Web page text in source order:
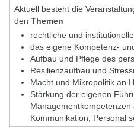
Aktuell besteht die
den Themen
rechtliche und
das eigene Kompetenz-
Aufbau und Pflege des
Resilienzaufbau und
Macht und Mikropolitik an
Stärkung der eigenen
Managementkompetenzen
Kommunikation, Personal
Zeitmanagement.